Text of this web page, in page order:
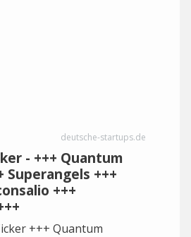
deutsche-startups.de
- +++ Quantum
Superangels +++
+++
+++ Quantum